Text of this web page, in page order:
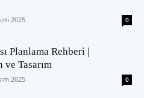
2025 0
Planlama Rehberi |
Tasarım
2025 0